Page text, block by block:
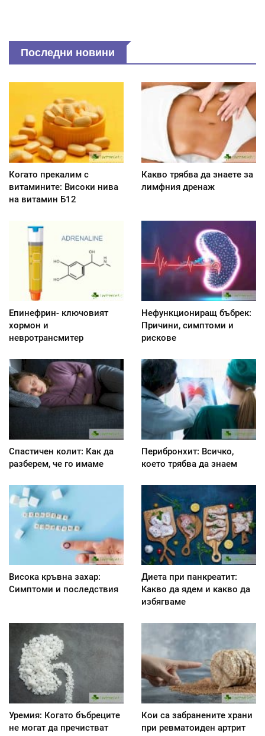
Последни новини
Когато прекалим с
витамините: Високи нива
на витамин Б12
Какво трябва да знаете за
лимфния дренаж
Епинефрин- ключовият
хормон и
невротрансмитер
Нефункциониращ бъбрек:
Причини, симптоми и
рискове
Спастичен колит: Как да
разберем, че го имаме
Перибронхит: Всичко,
което трябва да знаем
Висока кръвна захар:
Симптоми и последствия
Диета при панкреатит:
Kакво да ядем и какво да
избягваме
Уремия: Когато бъбреците
не могат да пречистват
Кои са забранените храни
при ревматоиден артрит